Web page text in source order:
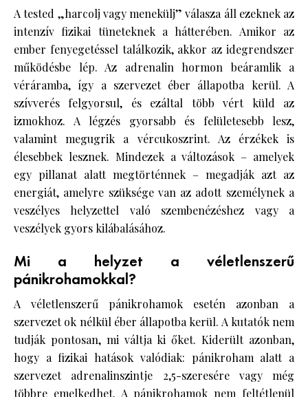
A tested „harcolj vagy menekülj” válasza áll ezeknek az
intenzív fizikai tüneteknek a hátterében. Amikor az
ember fenyegetéssel találkozik, akkor az idegrendszer
működésbe lép. Az adrenalin hormon beáramlik a
véráramba, így a szervezet éber állapotba kerül. A
szívverés felgyorsul, és ezáltal több vért küld az
izmokhoz. A légzés gyorsabb és felületesebb lesz,
valamint megugrik a vércukoszrint. Az érzékek is
élesebbek lesznek. Mindezek a változások – amelyek
egy pillanat alatt megtörténnek – megadják azt az
energiát, amelyre szüksége van az adott személynek a
veszélyes helyzettel való szembenézéshez vagy a
veszélyek gyors kilábalásához.
Mi a helyzet a véletlenszerű
pánikrohamokkal?
A véletlenszerű pánikrohamok esetén azonban a
szervezet ok nélkül éber állapotba kerül. A kutatók nem
tudják pontosan, mi váltja ki őket. Kiderült azonban,
hogy a fizikai hatások valódiak: pánikroham alatt a
szervezet adrenalinszintje 2,5-szeresére vagy még
többre emelkedhet. A pánikrohamok nem feltétlenül